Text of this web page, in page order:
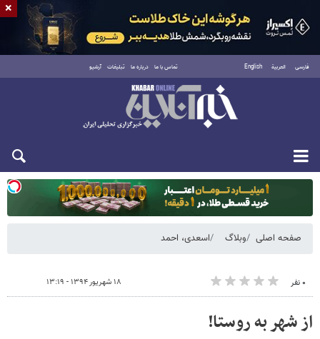
فارسی العربية English تماس با ما درباره ما تبلیغات آرشیو
یکشنبه ۱۸ مرداد ۱۴۰۵
صفحه اصلی وبلاگ اسعدی، احمد
۰ نفر ۱۸ شهریور ۱۳۹۴ - ۱۳:۱۹
از شهر به روستا!
×